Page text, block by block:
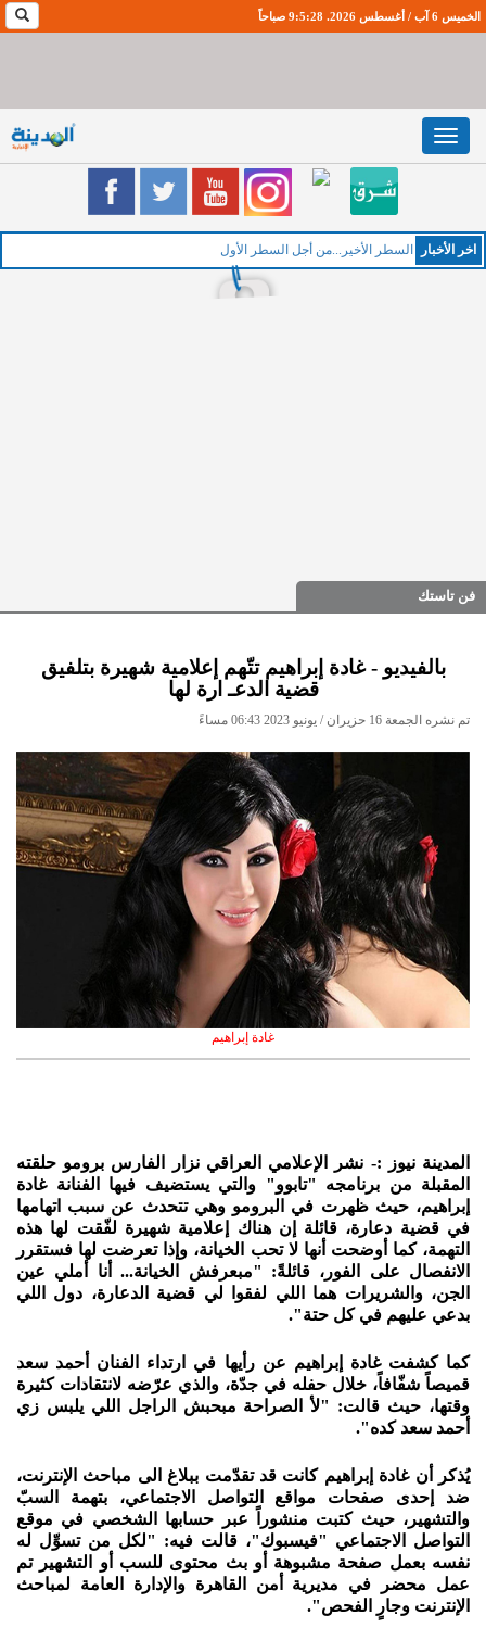
الخميس 6 آب / أغسطس 2026. 9:5:29 صباحاً
Toggle
navigation
اخر اﻷخبار الخ
فن تاستك
بالفيديو - غادة إبراهيم تتّهم إعلامية شهيرة بتلفيق
قضية الدعـ ارة لها
تم نشره الجمعة 16 حزيران / يونيو 2023 06:43 مساءً
غادة إبراهيم
المدينة نيوز :- نشر الإعلامي العراقي نزار الفارس برومو حلقته
المقبلة من برنامجه "تابوو" والتي يستضيف فيها الفنانة غادة
إبراهيم، حيث ظهرت في البرومو وهي تتحدث عن سبب اتهامها
في قضية دعارة، قائلة إن هناك إعلامية شهيرة لفّقت لها هذه
التهمة، كما أوضحت أنها لا تحب الخيانة، وإذا تعرضت لها فستقرر
الانفصال على الفور، قائلةً: "مبعرفش الخيانة... أنا أملي عين
الجن، والشريرات هما اللي لفقوا لي قضية الدعارة، دول اللي
بدعي عليهم في كل حتة".
كما كشفت غادة إبراهيم عن رأيها في ارتداء الفنان أحمد سعد
قميصاً شفّافاً، خلال حفله في جدّة، والذي عرّضه لانتقادات كثيرة
وقتها، حيث قالت: "لأ الصراحة مبحبش الراجل اللي يلبس زي
أحمد سعد كده".
يُذكر أن غادة إبراهيم كانت قد تقدّمت ببلاغ الى مباحث الإنترنت،
ضد إحدى صفحات مواقع التواصل الاجتماعي، بتهمة السبّ
والتشهير، حيث كتبت منشوراً عبر حسابها الشخصي في موقع
التواصل الاجتماعي "فيسبوك"، قالت فيه: "لكل من تسوِّل له
نفسه بعمل صفحة مشبوهة أو بث محتوى للسب أو التشهير تم
عمل محضر في مديرية أمن القاهرة والإدارة العامة لمباحث
الإنترنت وجارٍ الفحص".